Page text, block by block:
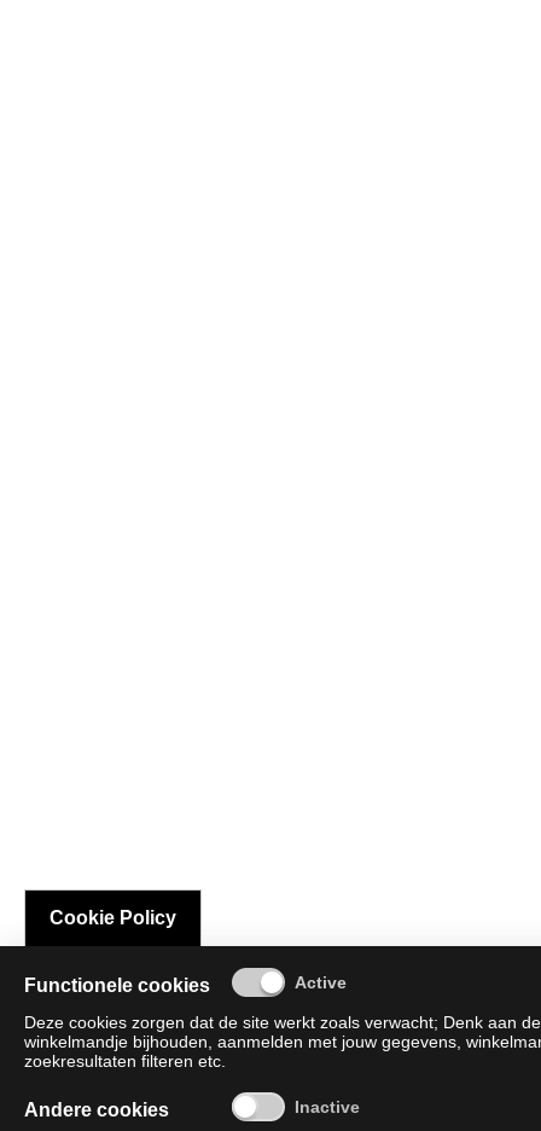
Cookie Policy
Functionele cookies
Deze cookies zorgen dat de site werkt zoals verwacht; Denk aan
winkelmandje bijhouden, aanmelden met jouw gegevens,
zoekresultaten filteren etc.
Andere cookies